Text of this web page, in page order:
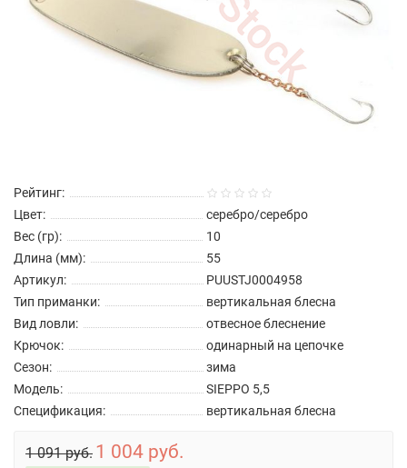
Рейтинг:
Цвет:
серебро/серебро
Вес (гр):
10
Длина (мм):
55
Артикул:
PUUSTJ0004958
Тип приманки:
вертикальная блесна
Вид ловли:
отвесное блеснение
Крючок:
одинарный на цепочке
Сезон:
зима
Модель:
SIEPPO 5,5
Спецификация:
вертикальная блесна
1 091 руб. 1 004 руб.